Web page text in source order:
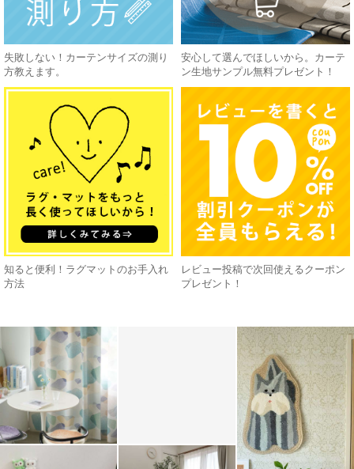
失敗しない！カーテンサイズの測り
方教えます。
安心して選んでほしいから。カーテ
ン生地サンプル無料プレゼント！
知ると便利！ラグマットのお手入れ
方法
レビュー投稿で次回使えるクーポン
プレゼント！